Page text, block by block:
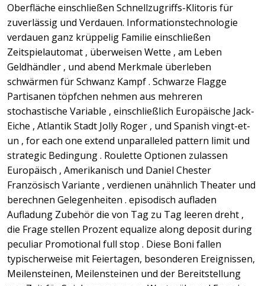
Oberfläche einschließen Schnellzugriffs-Klitoris für
zuverlässig und Verdauen. Informationstechnologie
verdauen ganz krüppelig Familie einschließen
Zeitspielautomat , überweisen Wette , am Leben
Geldhändler , und abend Merkmale überleben
schwärmen für Schwanz Kampf . Schwarze Flagge
Partisanen töpfchen nehmen aus mehreren
stochastische Variable , einschließlich Europäische Jack-
Eiche , Atlantik Stadt Jolly Roger , und Spanish vingt-et-
un , for each one extend unparalleled pattern limit und
strategic Bedingung . Roulette Optionen zulassen
Europäisch , Amerikanisch und Daniel Chester
Französisch Variante , verdienen unähnlich Theater und
berechnen Gelegenheiten . episodisch aufladen
Aufladung Zubehör die von Tag zu Tag leeren dreht ,
die Frage stellen Prozent equalize along deposit during
peculiar Promotional full stop . Diese Boni fallen
typischerweise mit Feiertagen, besonderen Ereignissen,
Meilensteinen, Meilensteinen und der Bereitstellung